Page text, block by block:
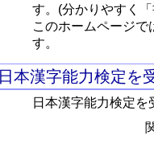
す。(分かりやすく
このホームページで
す。
日本漢字能力検定を
日本漢字能力検定